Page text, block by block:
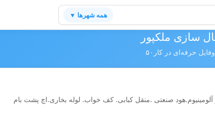
همه شهرها ▼
سازی ملکپور
حرفه‌ای در کار۵۰
صنعتی .منقل کبابی. کف خواب. لوله بخاری.اچ پشت بام